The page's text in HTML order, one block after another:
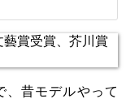
昔モデルやって